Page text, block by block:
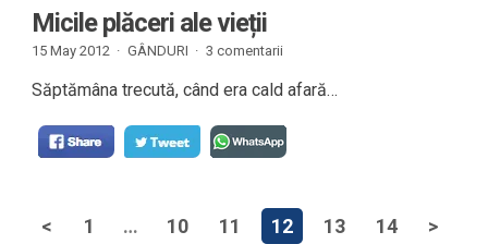
Micile plăceri ale vieții
15 May 2012 · GÂNDURI · 3 comentarii
Săptămâna trecută, când era cald afară…
< 1 … 10 11 12 13 14 >